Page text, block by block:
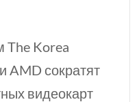
The Korea
AMD сократят
видеокарт